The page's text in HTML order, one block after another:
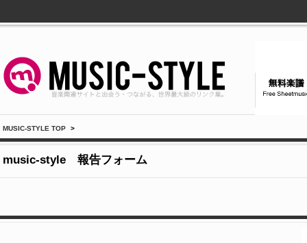
MUSIC-STYLE TOP >
music-style 報告フォーム